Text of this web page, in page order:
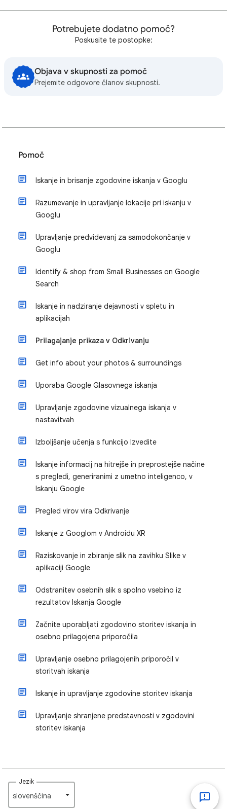
Potrebujete dodatno pomoč?
Poskusite te postopke:
Objava v skupnosti za pomoč
Prejemite odgovore članov skupnosti.
Pomoč
Iskanje in brisanje zgodovine iskanja v Googlu
Razumevanje in upravljanje lokacije pri iskanju v
Googlu
Upravljanje predvidevanj za samodokončanje v
Googlu
Identify & shop from Small Businesses on Google
Search
Iskanje in nadziranje dejavnosti v spletu in
aplikacijah
Prilagajanje prikaza v Odkrivanju
Get info about your photos & surroundings
Uporaba Google Glasovnega iskanja
Upravljanje zgodovine vizualnega iskanja v
nastavitvah
Izboljšanje učenja s funkcijo Izvedite
Iskanje informacij na hitrejše in preprostejše načine
s pregledi, generiranimi z umetno inteligenco, v
Iskanju Google
Pregled virov vira Odkrivanje
Iskanje z Googlom v Androidu XR
Raziskovanje in zbiranje slik na zavihku Slike v
aplikaciji Google
Odstranitev osebnih slik s spolno vsebino iz
rezultatov Iskanja Google
Začnite uporabljati zgodovino storitev iskanja in
osebno prilagojena priporočila
Upravljanje osebno prilagojenih priporočil v
storitvah iskanja
Iskanje in upravljanje zgodovine storitev iskanja
Upravljanje shranjene predstavnosti v zgodovini
storitev iskanja
Jezik
slovenščina‎